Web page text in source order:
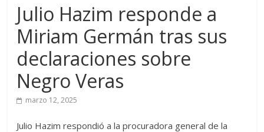
Julio Hazim responde a
Miriam Germán tras sus
declaraciones sobre
Negro Veras
marzo 12, 2025
Julio Hazim respondió a la procuradora general de la